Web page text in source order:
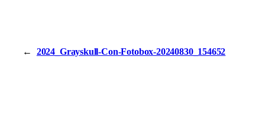
← 2024_Grayskull-Con-Fotobox-20240830_154652